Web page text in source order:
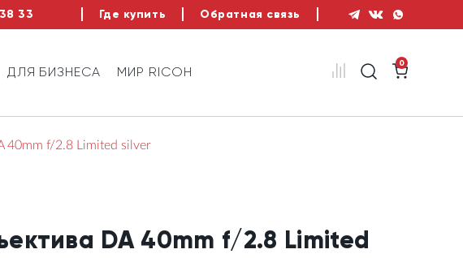
33 Где купить Обратная связь
ДЛЯ БИЗНЕСА МИР RICOH
0
40mm f/2.8 Limited silver
DA 40mm f/2.8 Limited